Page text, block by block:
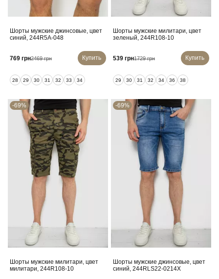
Шорты мужские джинсовые, цвет
синий, 244R5A-048
769 грн2469 грн Купить
28 29 30 31 32 33 34
Шорты мужские милитари, цвет
зеленый, 244R108-10
539 грн1729 грн Купить
29 30 31 32 34 36 38
-69%
Шорты мужские милитари, цвет
милитари, 244R108-10
-69%
Шорты мужские джинсовые, цвет
синий, 244RLS22-0214X